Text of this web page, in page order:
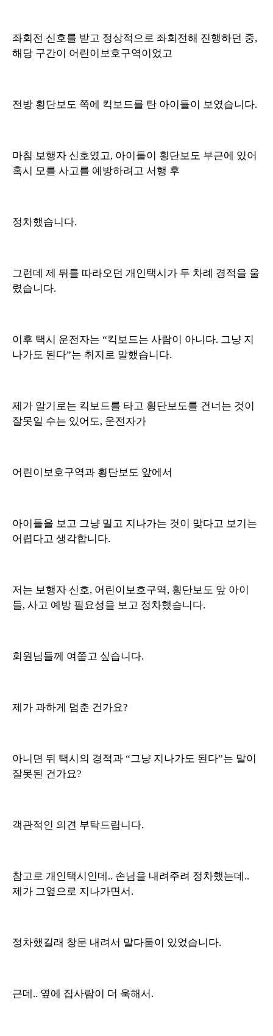
좌회전 신호를 받고 정상적으로 좌회전해 진행하던 중,
해당 구간이 어린이보호구역이었고
전방 횡단보도 쪽에 킥보드를 탄 아이들이 보였습니다.
마침 보행자 신호였고, 아이들이 횡단보도 부근에 있어
혹시 모를 사고를 예방하려고 서행 후
정차했습니다.
그런데 제 뒤를 따라오던 개인택시가 두 차례 경적을 울
렸습니다.
이후 택시 운전자는 “킥보드는 사람이 아니다. 그냥 지
나가도 된다”는 취지로 말했습니다.
제가 알기로는 킥보드를 타고 횡단보도를 건너는 것이
잘못일 수는 있어도, 운전자가
어린이보호구역과 횡단보도 앞에서
아이들을 보고 그냥 밀고 지나가는 것이 맞다고 보기는
어렵다고 생각합니다.
저는 보행자 신호, 어린이보호구역, 횡단보도 앞 아이
들, 사고 예방 필요성을 보고 정차했습니다.
회원님들께 여쭙고 싶습니다.
제가 과하게 멈춘 건가요?
아니면 뒤 택시의 경적과 “그냥 지나가도 된다”는 말이
잘못된 건가요?
객관적인 의견 부탁드립니다.
참고로 개인택시인데.. 손님을 내려주려 정차했는데..
제가 그옆으로 지나가면서.
정차했길래 창문 내려서 말다툼이 있었습니다.
근데.. 옆에 집사람이 더 욱해서.